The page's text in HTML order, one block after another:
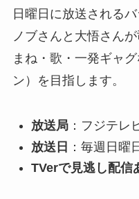
日曜日に放送される
ノブさんと大悟さん
まね・歌・一発ギャ
ン）を目指します。
放送局：フジテレ
放送日 ：毎週日曜
TVerで見逃し配信